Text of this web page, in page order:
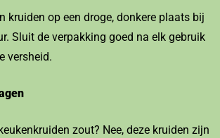
kruiden op een droge, donkere plaats bij
Sluit de verpakking goed na elk gebruik
versheid.
zout? Nee, deze kruiden zijn